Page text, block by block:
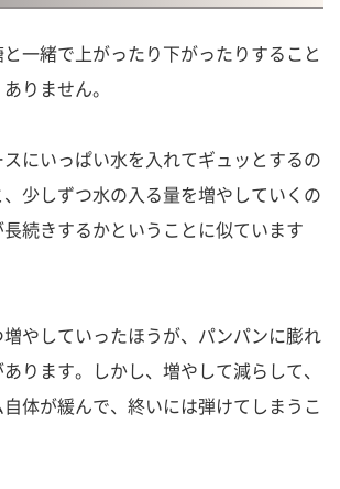
一緒で上がったり下がったりすること
りません。
にいっぱい水を入れてギュッとするの
少しずつ水の入る量を増やしていくの
続きするかということに似ています
やしていったほうが、パンパンに膨れ
ります。しかし、増やして減らして、
体が緩んで、終いには弾けてしまうこ